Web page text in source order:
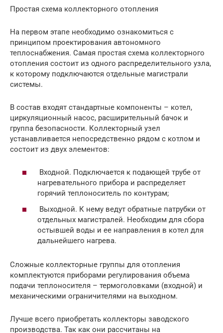
Простая схема коллекторного отопления
На первом этапе необходимо ознакомиться с
принципом проектирования автономного
теплоснабжения. Самая простая схема коллекторного
отопления состоит из одного распределительного узла,
к которому подключаются отдельные магистрали
системы.
В состав входят стандартные компоненты – котел,
циркуляционный насос, расширительный бачок и
группа безопасности. Коллекторный узел
устанавливается непосредственно рядом с котлом и
состоит из двух элементов:
Входной. Подключается к подающей трубе от
нагревательного прибора и распределяет
горячий теплоноситель по контурам;
Выходной. К нему ведут обратные патрубки от
отдельных магистралей. Необходим для сбора
остывшей воды и ее направления в котел для
дальнейшего нагрева.
Сложные коллекторные группы для отопления
комплектуются приборами регулирования объема
подачи теплоносителя – термоголовками (входной) и
механическими ограничителями на выходном.
Лучше всего приобретать коллекторы заводского
производства. Так как они рассчитаны на